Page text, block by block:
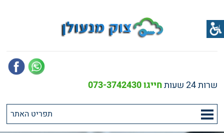
שרות 24 שעות חייגו 073-3742430